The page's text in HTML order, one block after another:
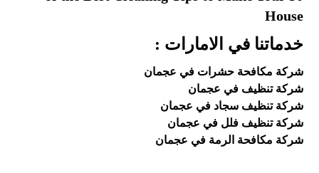
House
خدماتنا في الامارات :
شركة مكافحة حشرات في عجمان
شركة تنظيف في عجمان
شركة تنظيف سجاد في عجمان
شركة تنظيف فلل في عجمان
شركة مكافحة الرمة في عجمان